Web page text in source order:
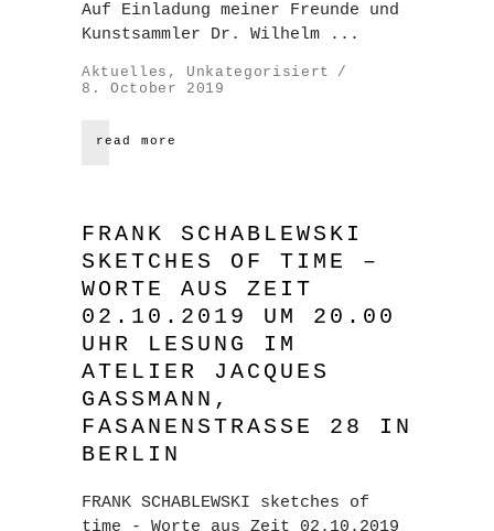
Auf Einladung meiner Freunde und
Kunstsammler Dr. Wilhelm
Aktuelles , Unkategorisiert
8. October 2019
read more
FRANK SCHABLEWSKI
SKETCHES OF TIME –
WORTE AUS ZEIT
02.10.2019 UM 20.00
UHR LESUNG IM
ATELIER JACQUES
GASSMANN,
FASANENSTRASSE 28 IN
BERLIN
FRANK SCHABLEWSKI sketches of
time - Worte aus Zeit 02.10.2019